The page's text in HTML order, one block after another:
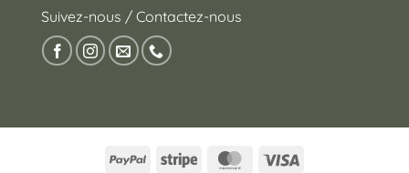
Suivez-nous / Contactez-nous
PayPal Stripe MasterCard